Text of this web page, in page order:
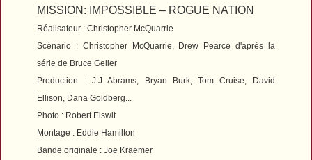
MISSION: IMPOSSIBLE – ROGUE NATION
Réalisateur : Christopher McQuarrie
Scénario : Christopher McQuarrie, Drew Pearce d'après la
série de Bruce Geller
Production : J.J Abrams, Bryan Burk, Tom Cruise, David
Ellison, Dana Goldberg...
Photo : Robert Elswit
Montage : Eddie Hamilton
Bande originale : Joe Kraemer